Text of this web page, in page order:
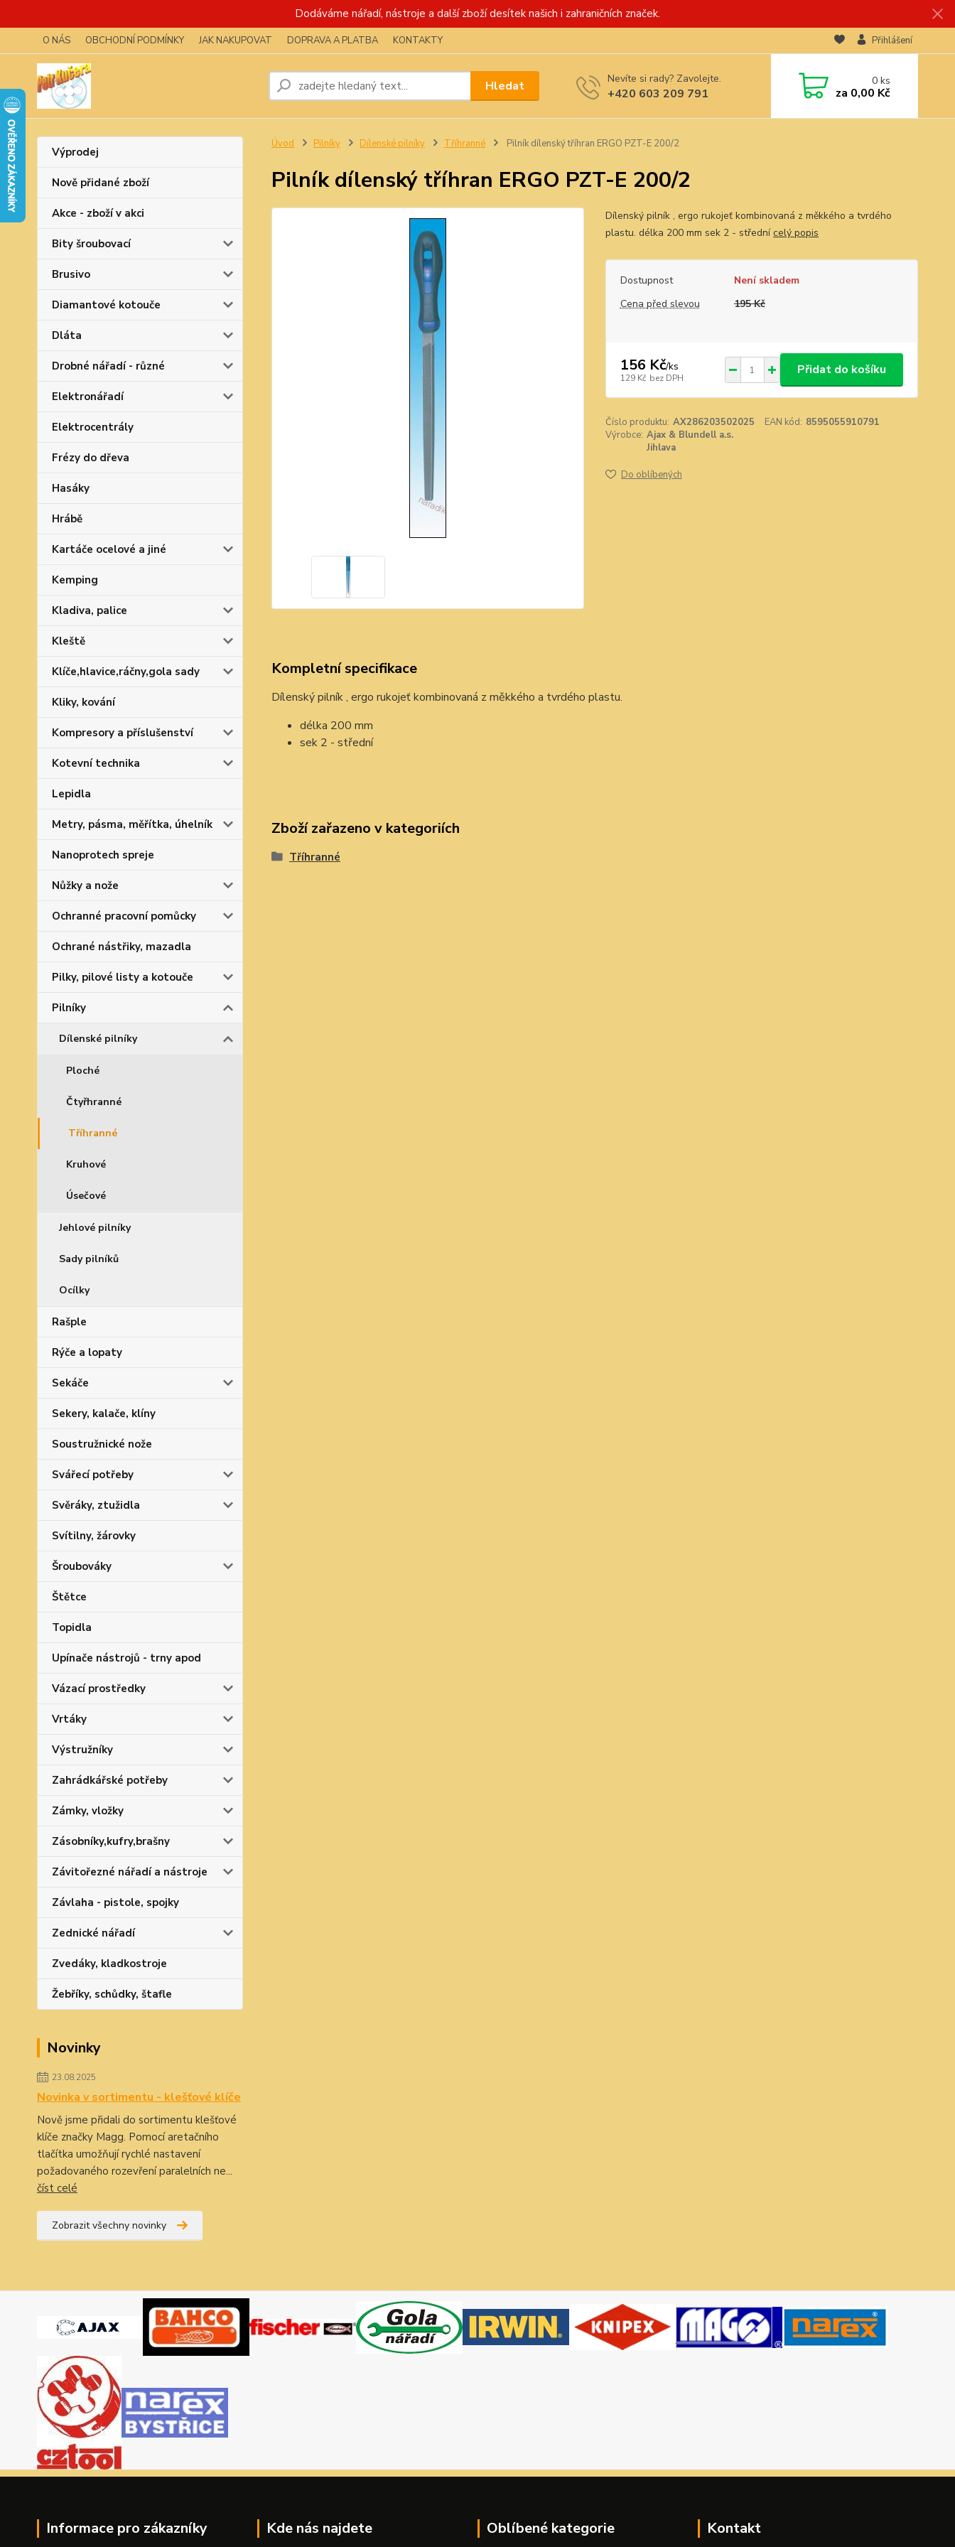
Dodáváme nářadí, nástroje a další zboží desítek našich i zahraničních značek.
O NÁS OBCHODNÍ PODMÍNKY JAK NAKUPOVAT DOPRAVA A PLATBA KONTAKTY Přihlášení
Hledat Nevíte si rady? Zavolejte.
+420 603 209 791
0ks
za 0,00 Kč
Výprodej
Nově přidané zboží
Akce - zboží v akci
Bity šroubovací
Brusivo
Diamantové kotouče
Dláta
Drobné nářadí - různé
Elektronářadí
Elektrocentrály
Frézy do dřeva
Hasáky
Hrábě
Kartáče ocelové a jiné
Kemping
Kladiva, palice
Kleště
Klíče,hlavice,ráčny,gola sady
Kliky, kování
Kompresory a příslušenství
Kotevní technika
Lepidla
Metry, pásma, měřítka, úhelník
Nanoprotech spreje
Nůžky a nože
Ochranné pracovní pomůcky
Ochrané nástřiky, mazadla
Pilky, pilové listy a kotouče
Pilníky
Dílenské pilníky
Ploché
Čtyřhranné
Tříhranné
Kruhové
Úsečové
Jehlové pilníky
Sady pilníků
Ocílky
Rašple
Rýče a lopaty
Sekáče
Sekery, kalače, klíny
Soustružnické nože
Svářecí potřeby
Svěráky, ztužidla
Svítilny, žárovky
Šroubováky
Štětce
Topidla
Upínače nástrojů - trny apod
Vázací prostředky
Vrtáky
Výstružníky
Zahrádkářské potřeby
Zámky, vložky
Zásobníky,kufry,brašny
Závitořezné nářadí a nástroje
Závlaha - pistole, spojky
Zednické nářadí
Zvedáky, kladkostroje
Žebříky, schůdky, štafle
Novinky
23.08.2025
Novinka v sortimentu - klešťové klíče
Nově jsme přidali do sortimentu klešťové
klíče značky Magg. Pomocí aretačního
tlačítka umožňují rychlé nastavení
požadovaného rozevření paralelních ne...
číst celé
Zobrazit všechny novinky
Úvod Pilníky Dílenské pilníky Tříhranné Pilník dílenský tříhran ERGO PZT-E 200/2
Pilník dílenský tříhran ERGO PZT-E 200/2
Dílenský pilník , ergo rukojeť kombinovaná z měkkého a tvrdého
plastu. délka 200 mm sek 2 - střednícelý popis
Dostupnost
Není skladem
Cena před slevou
195 Kč
156 Kč/ks
129 Kč bez DPH
Přidat do košíku
Číslo produktu: AX286203502025 EAN kód: 8595055910791
Výrobce: Ajax & Blundell a.s.
Jihlava
Do oblíbených
Kompletní specifikace
Dílenský pilník , ergo rukojeť kombinovaná z měkkého a tvrdého plastu.
délka 200 mm
sek 2 - střední
Zboží zařazeno v kategoriích
Tříhranné
Informace pro zákazníky Kde nás najdete Oblíbené kategorie Kontakt